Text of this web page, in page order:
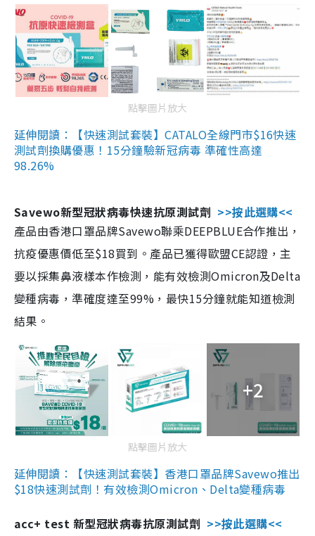
點擊圖片放大
延伸閱讀：【快速測試套裝】CATALO全線門市$16快速
測試劑換購優惠！15分鐘驗新冠病毒 準確性高達
98.26%
Savewo新型冠狀病毒快速抗原測試劑 >>按此選購<<
產品由香港口罩品牌Savewo聯乘DEEPBLUE合作推出，
抗疫優惠價低至$18買到。產品已獲得歐盟CE認證，主
要以採集鼻液樣本作檢測，能有效檢測Omicron及Delta
變種病毒，準確度達至99%，最快15分鐘就能知道檢測
結果。
+2
點擊圖片放大
延伸閱讀：【快速測試套裝】香港口罩品牌Savewo推出
$18快速測試劑！有效檢測Omicron、Delta變種病毒
acc+ test 新型冠狀病毒抗原測試劑 >>按此選購<<